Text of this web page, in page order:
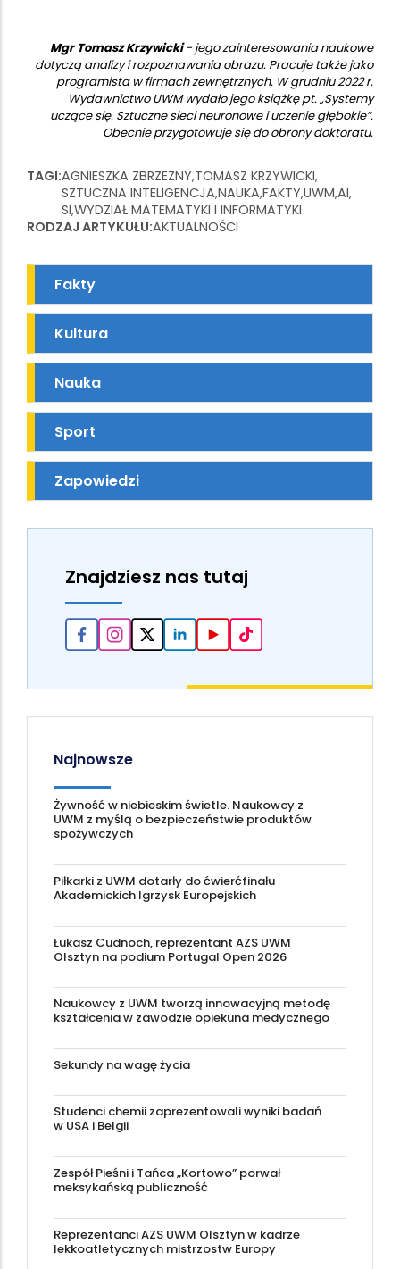
Mgr Tomasz Krzywicki- jego zainteresowania naukowe
dotyczą analizy i rozpoznawania obrazu. Pracuje także jako
programista w firmach zewnętrznych. W grudniu 2022 r.
Wydawnictwo UWM wydało jego książkę pt. „Systemy
uczące się. Sztuczne sieci neuronowe i uczenie głębokie”.
Obecnie przygotowuje się do obrony doktoratu.
TAGI AGNIESZKA ZBRZEZNY TOMASZ KRZYWICKI
SZTUCZNA INTELIGENCJA NAUKA FAKTY UWM AI
SI WYDZIAŁ MATEMATYKI I INFORMATYKI
RODZAJ ARTYKUŁU AKTUALNOŚCI
Fakty
Kultura
Nauka
Sport
Zapowiedzi
Znajdziesz nas tutaj
Najnowsze
Żywność w niebieskim świetle. Naukowcy z
UWM z myślą o bezpieczeństwie produktów
spożywczych
Piłkarki z UWM dotarły do ćwierćfinału
Akademickich Igrzysk Europejskich
Łukasz Cudnoch, reprezentant AZS UWM
Olsztyn na podium Portugal Open 2026
Naukowcy z UWM tworzą innowacyjną metodę
kształcenia w zawodzie opiekuna medycznego
Sekundy na wagę życia
Studenci chemii zaprezentowali wyniki badań
w USA i Belgii
Zespół Pieśni i Tańca „Kortowo” porwał
meksykańską publiczność
Reprezentanci AZS UWM Olsztyn w kadrze
lekkoatletycznych mistrzostw Europy